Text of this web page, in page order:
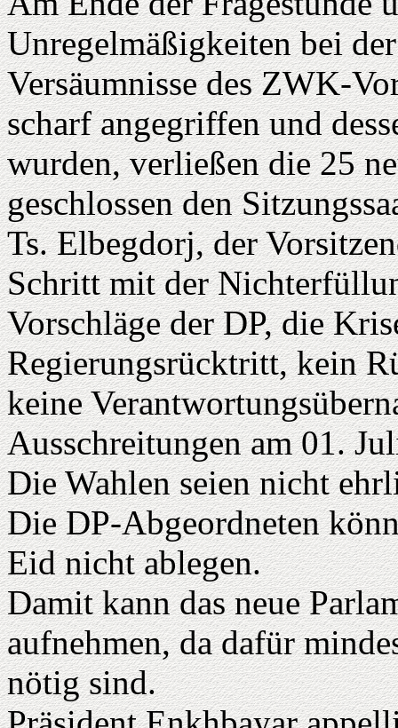
Unregelmäßigkeiten bei
Versäumnisse des ZWK-
scharf angegriffen und
wurden, verließen die 25
geschlossen den
Ts. Elbegdorj, der
Schritt mit der
Vorschläge der DP, die
Regierungsrücktritt, kein
keine
Ausschreitungen am 01.
Die Wahlen seien nicht
Die DP-Abgeordneten
Eid nicht ablegen.
Damit kann das neue
aufnehmen, da dafür
nötig sind.